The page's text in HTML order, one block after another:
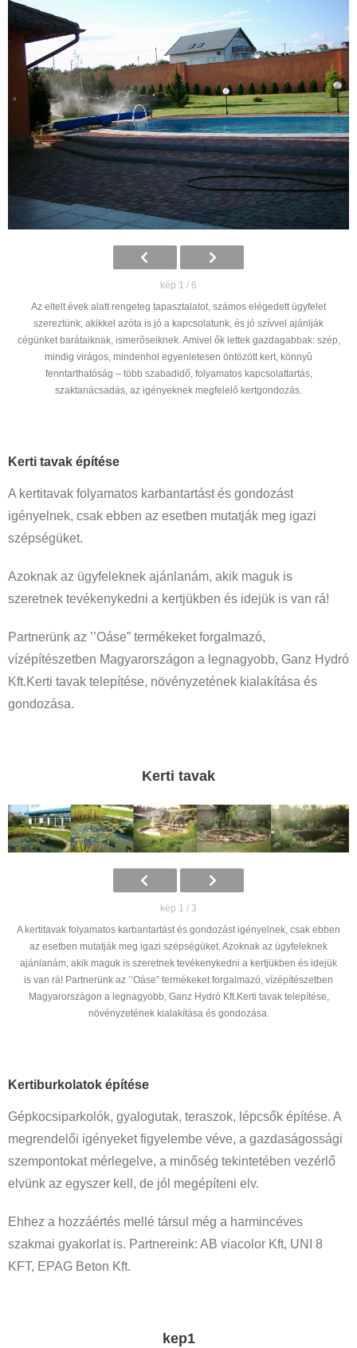
kép 1 / 6
Az eltelt évek alatt rengeteg tapasztalatot, számos elégedett ügyfelet
szereztünk, akikkel azóta is jó a kapcsolatunk, és jó szívvel ajánlják
cégünket barátaiknak, ismerõseiknek. Amivel ők lettek gazdagabbak: szép,
mindig virágos, mindenhol egyenletesen öntözött kert, könnyû
fenntarthatóság – több szabadidő, folyamatos kapcsolattartás,
szaktanácsadás, az igényeknek megfelelő kertgondozás.
Kerti tavak építése
A kertitavak folyamatos karbantartást és gondozást
igényelnek, csak ebben az esetben mutatják meg igazi
szépségüket.
Azoknak az ügyfeleknek ajánlanám, akik maguk is
szeretnek tevékenykedni a kertjükben és idejük is van rá!
Partnerünk az ’’Oáse” termékeket forgalmazó,
vízépítészetben Magyarországon a legnagyobb, Ganz Hydró
Kft.Kerti tavak telepítése, növényzetének kialakítása és
gondozása.
Kerti tavak
kép 1 / 3
A kertitavak folyamatos karbantartást és gondozást igényelnek, csak ebben
az esetben mutatják meg igazi szépségüket. Azoknak az ügyfeleknek
ajánlanám, akik maguk is szeretnek tevékenykedni a kertjükben és idejük
is van rá! Partnerünk az ’’Oáse” termékeket forgalmazó, vízépítészetben
Magyarországon a legnagyobb, Ganz Hydró Kft.Kerti tavak telepítése,
növényzetének kialakítása és gondozása.
Kertiburkolatok építése
Gépkocsiparkolók, gyalogutak, teraszok, lépcsők építése. A
megrendelői igényeket figyelembe véve, a gazdaságossági
szempontokat mérlegelve, a minőség tekintetében vezérlő
elvünk az egyszer kell, de jól megépíteni elv.
Ehhez a hozzáértés mellé társul még a harmincéves
szakmai gyakorlat is. Partnereink: AB viacolor Kft, UNI 8
KFT, EPAG Beton Kft.
kep1